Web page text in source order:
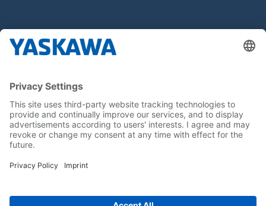
Yaskawa työpaikkana
Seuraa meitä..